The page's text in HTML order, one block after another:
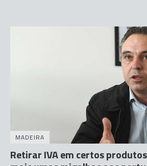
MADEIRA
Retirar IVA em certos